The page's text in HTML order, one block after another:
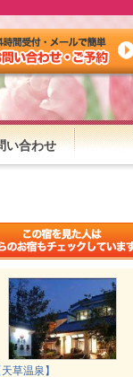
い合わせ
天草温泉】